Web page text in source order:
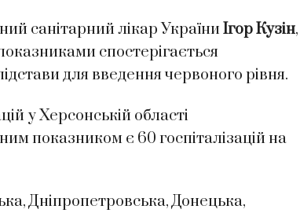
санітарний лікар України Ігор Кузін,
спостерігається
для введення червоного рівня.
у Херсонській області
показником є 60 госпіталізацій на
Дніпропетровська, Донецька,